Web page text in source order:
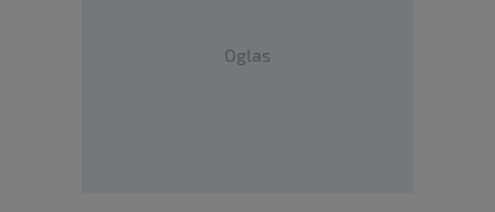
Oglas